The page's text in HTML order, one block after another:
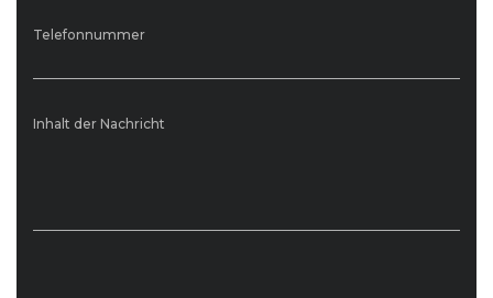
Telefonnummer
Inhalt der Nachricht